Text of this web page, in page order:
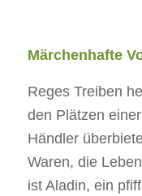
Märchenhafte
Reges Treiben
den Plätzen
Händler
Waren, die
ist Aladin, ein